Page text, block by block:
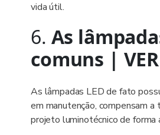
vida útil.
6. As
comuns |
As lâmpadas LED de fato
em manutenção, compensam
projeto luminotécnico de forma